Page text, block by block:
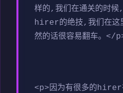
样的,我们在通关的时候
hirer的绝技,我们在这
然的话很容易翻车。</
<p>因为有很多的hirer